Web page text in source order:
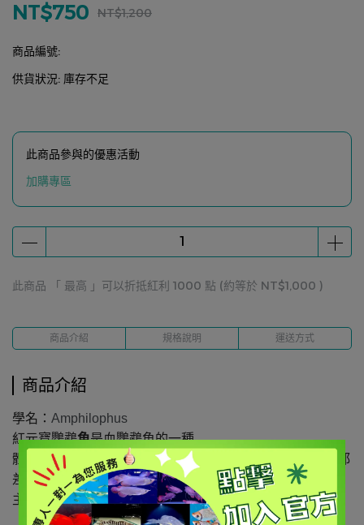
NT$750 NT$1,200
商品編號:
供貨狀況: 庫存不足
此商品參與的優惠活動
加購專區
此商品 「 最高 」可以折抵紅利 1000 點 (約等於 NT$1,000 )
商品介紹 規格說明 運送方式
商品介紹
學名： Amphilophus
紅元寶鸚鵡魚是血鸚鵡魚的一種
體型較小，通體血紅色，大體上紅元寶跟紅財神體型顏色都
差不多
主要的一點是紅元寶頭上沒有鼓起來的包。